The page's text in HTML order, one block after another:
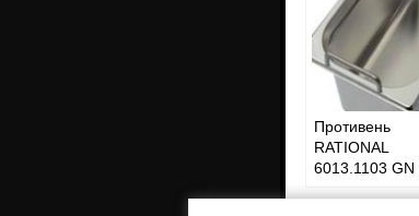
Противень
RATIONAL
6013.1103 GN